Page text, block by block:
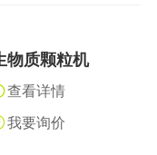
物质颗粒机
查看详情
我要询价